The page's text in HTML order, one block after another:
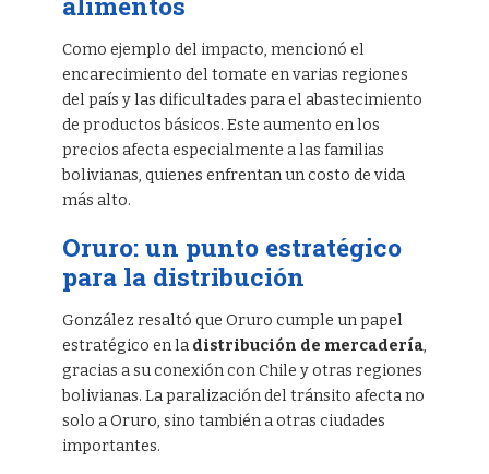
Como ejemplo del impacto, mencionó el
encarecimiento del tomate en varias regiones
del país y las dificultades para el abastecimiento
de productos básicos. Este aumento en los
precios afecta especialmente a las familias
bolivianas, quienes enfrentan un costo de vida
más alto.
Oruro: un punto estratégico
para la distribución
González resaltó que Oruro cumple un papel
estratégico en la distribución de mercadería,
gracias a su conexión con Chile y otras regiones
bolivianas. La paralización del tránsito afecta no
solo a Oruro, sino también a otras ciudades
importantes.